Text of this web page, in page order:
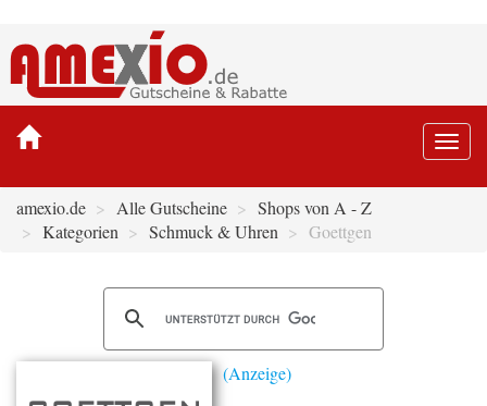
amexio.de Alle Gutscheine
Shops von A - Z
Kategorien
Schmuck & Uhren Goettgen